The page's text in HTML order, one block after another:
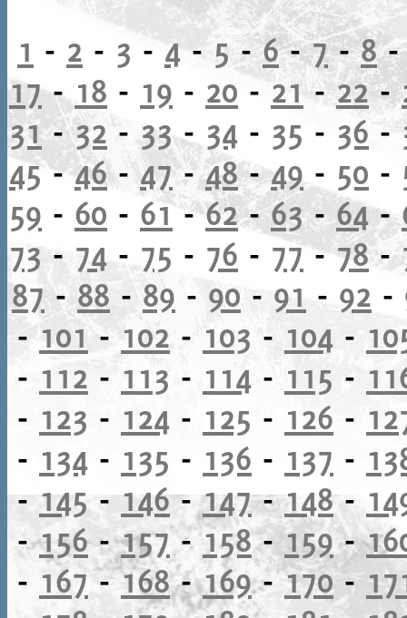
1 - 2 - 3 -4- 5 -6-7-8
17- 18 - 19 - 20 -21-22-
31-32-33- 34 - 35 - 36 -
45-46-47-48-49 - 50 -
59 - 60 - 61-62-63- 64-
73- 74 - 75 - 76 - 77-78-
87- 88 -89 - 90 - 91 - 92 -
-101 -102 - 103 - 104 -
- 112 - 113 - 114 - 115 -
- 123 - 124 - 125 - 126 -
- 134 - 135 - 136 - 137 -
-145-146-147-148-
-156-157-158-159-
- 167-168-169-170-